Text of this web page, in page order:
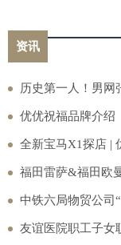
资讯
历史第一人！男网
优优祝福品牌介绍
全新宝马X1探店 |
福田雷萨&福田欧
中铁六局物贸公司
友谊医院职工子女